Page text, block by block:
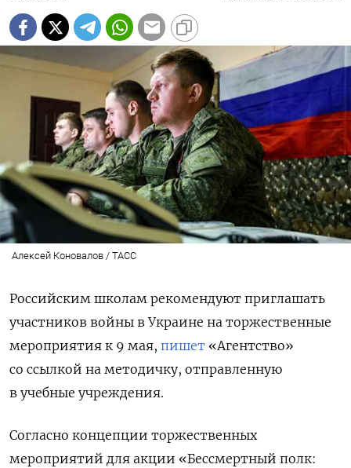
Алексей Коновалов / ТАСС
Российским школам рекомендуют приглашать
участников войны в Украине на торжественные
мероприятия к 9 мая, пишет «Агентство»
со ссылкой на методичку, отправленную
в учебные учреждения.
Согласно концепции торжественных
мероприятий для акции «Бессмертный полк: